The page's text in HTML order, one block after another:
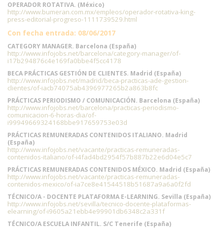
OPERADOR ROTATIVA. (México)
http://www.bumeran.com.mx/empleos/operador-rotativa-king-
press-editorial-progreso-1111739529.html
Con fecha entrada: 08/06/2017
CATEGORY MANAGER. Barcelona (España)
http://www.infojobs.net/barcelona/category-manager/of-
i17b294876c4e169fa0bbe4f5cc4178
BECA PRÁCTICAS GESTIÓN DE CLIENTES. Madrid (España)
http://www.infojobs.net/madrid/beca-practicas-ade-gestion-
clientes/of-iacb74075ab4396977265b2a863b8fc
PRÁCTICAS PERIODISMO / COMUNICACIÓN. Barcelona (España)
http://www.infojobs.net/barcelona/practicas-periodismo-
comunicacion-6-horas-dia/of-
i99949669324168bbe917659753e03d
PRÁCTICAS REMUNERADAS CONTENIDOS ITALIANO. Madrid
(España)
http://www.infojobs.net/vacante/practicas-remuneradas-
contenidos-italiano/of-i4fad4bd2954f57b887b22e6d04e5c7
PRÁCTICAS REMUNERADAS CONTENIDOS MÉXICO. Madrid (España)
http://www.infojobs.net/vacante/practicas-remuneradas-
contenidos-mexico/of-ia7ce8e41544518b51687a9a6a0f2fd
TÉCNICO/A - DOCENTE PLATAFORMA E-LEARNING. Sevilla (España)
http://www.infojobs.net/sevilla/tecnico-docente-plataformas-
elearning/of-i9605a21ebb4e99901db6348c2a331f
TÉCNICO/A ESCUELA INFANTIL. S/C Tenerife (España)